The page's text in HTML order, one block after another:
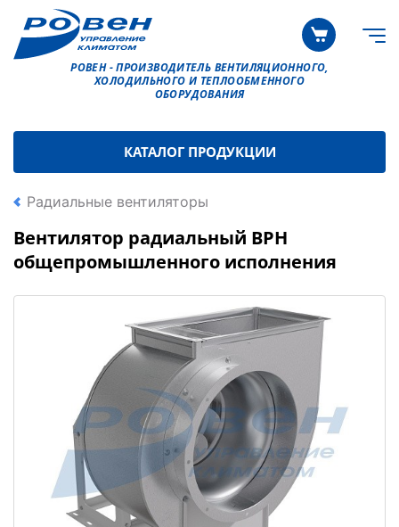
РОВЕН - ПРОИЗВОДИТЕЛЬ ВЕНТИЛЯЦИОННОГО,
ХОЛОДИЛЬНОГО И ТЕПЛООБМЕННОГО
ОБОРУДОВАНИЯ
КАТАЛОГ ПРОДУКЦИИ
Радиальные вентиляторы
Вентилятор радиальный ВРН
общепромышленного исполнения